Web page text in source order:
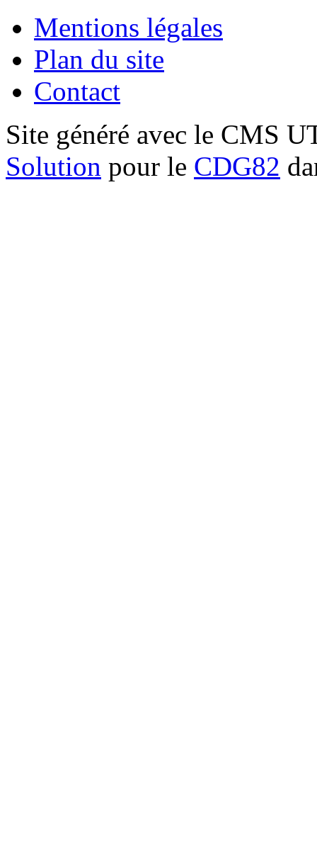
Mentions légales
Plan du site
Contact
Site généré avec le CMS
Solution pour le CDG82